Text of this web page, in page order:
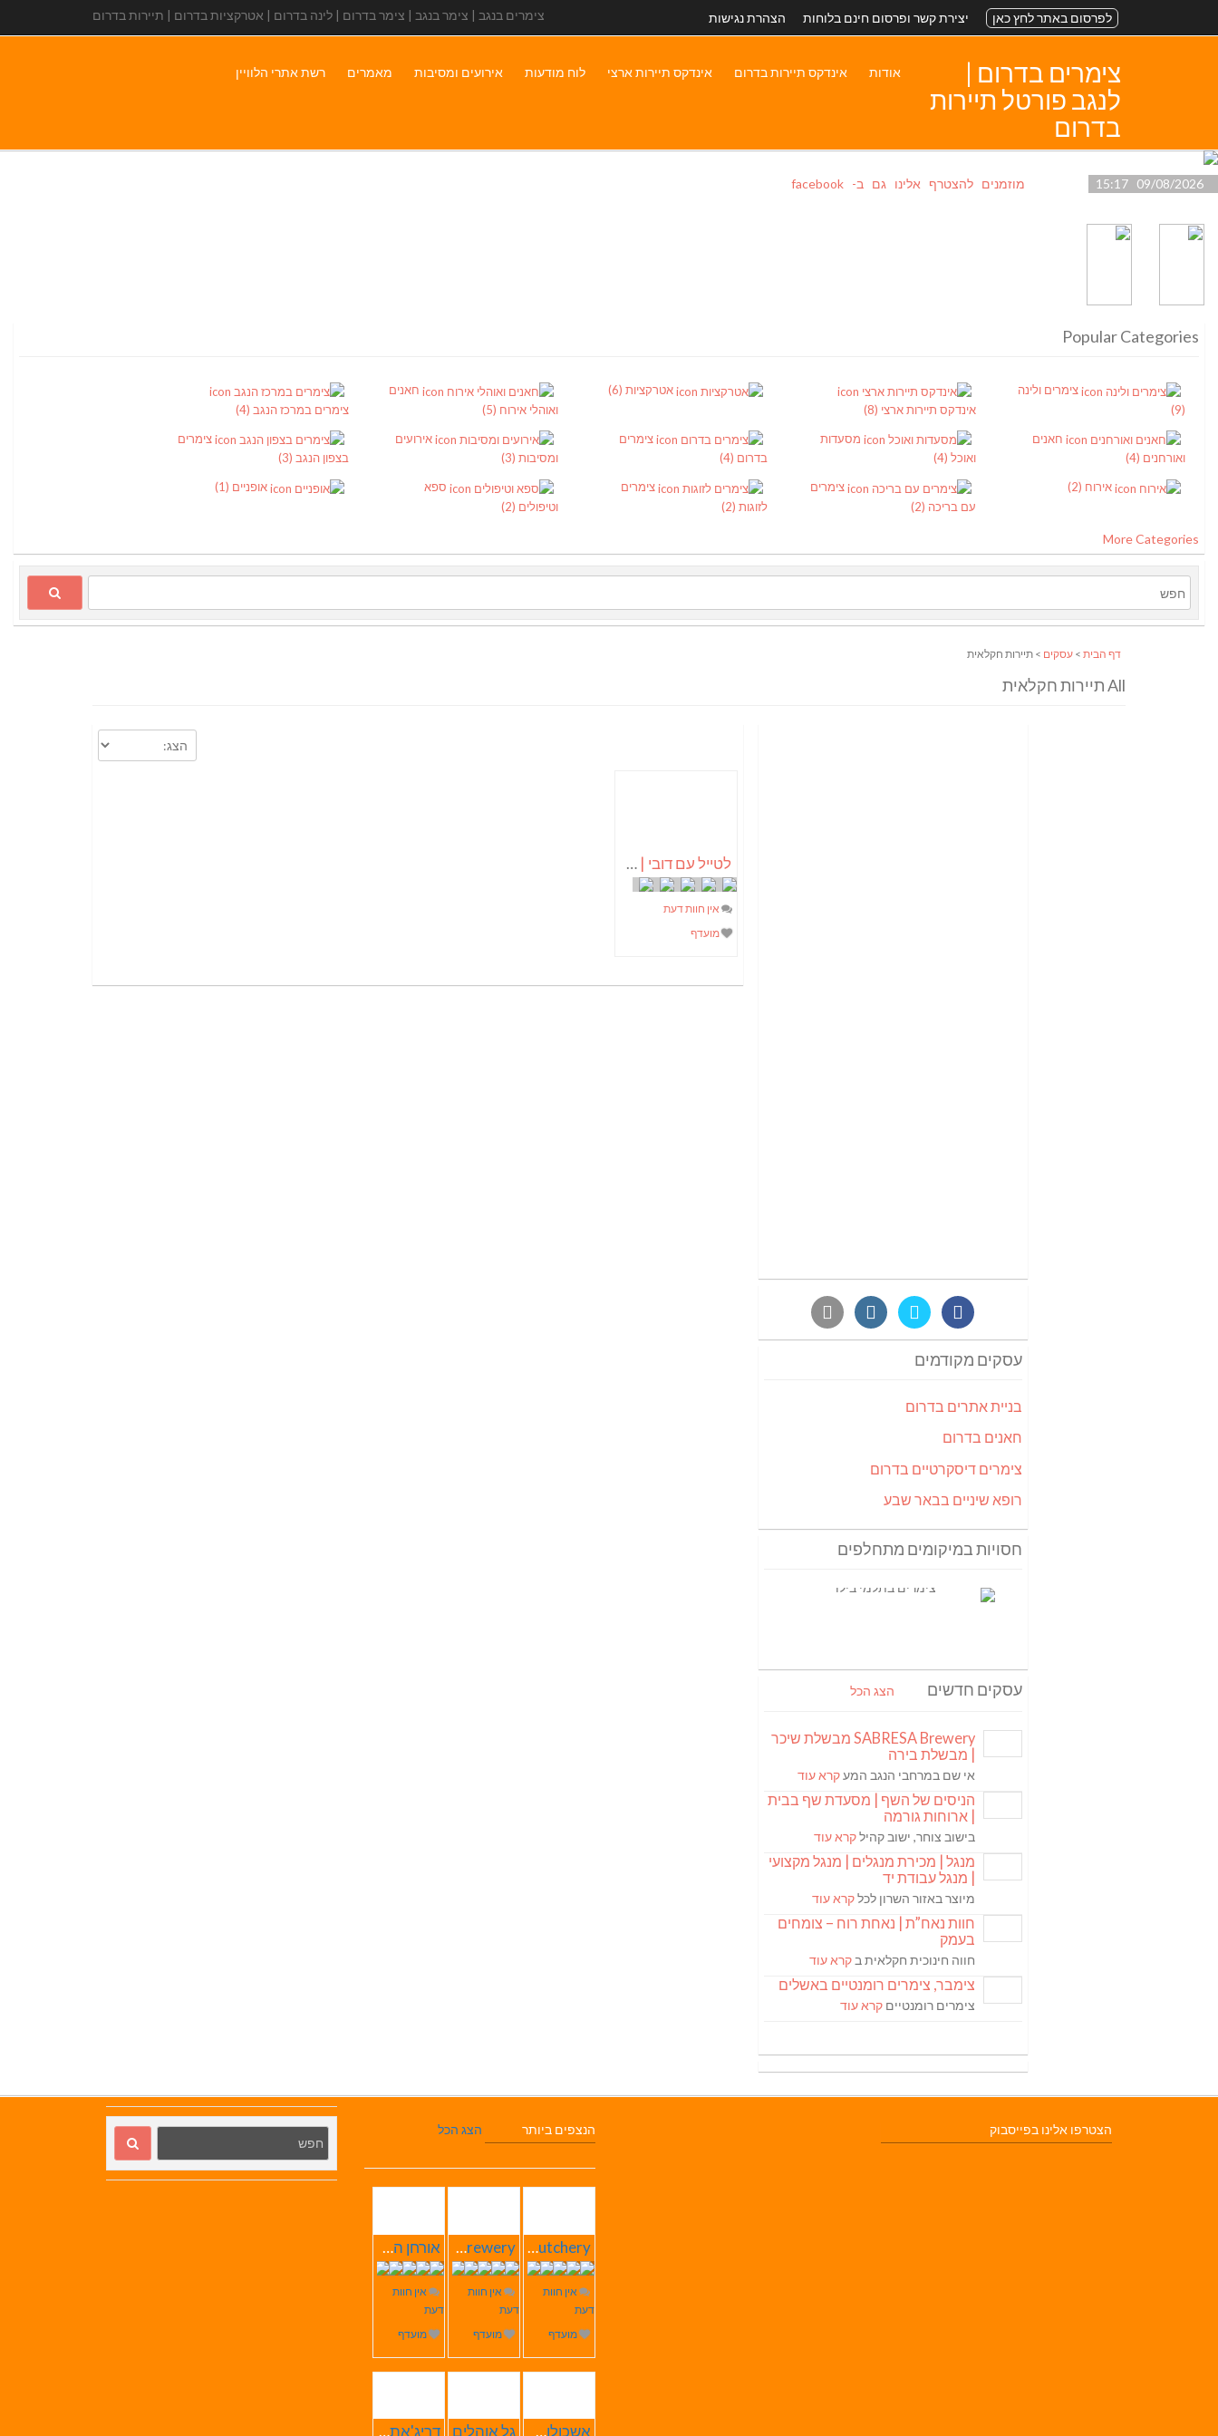
צימרים בנגב | צימר בנגב | צימר בדרום | לינה בדרום | אטרקציות בדרום | תיירות בדרום לפרסום באתר לחץ כאן יצירת קשר ופרסום חינם בלוחות הצהרת נגישות
צימרים בדרום |
לנגב פורטל תיירות
בדרום
אודות אינדקס תיירות בדרום אינדקס תיירות ארצי לוח מודעות אירועים ומסיבות מאמרים רשת אתרי הלוויין
09/08/2026 15:17 מוזמנים להצטרף אלינו גם ב- facebook
Popular Categories
צימרים ולינה
(9)
אינדקס תיירות ארצי (8)
אטרקציות (6)
חאנים
ואוהלי אירוח (5) צימרים במרכז הנגב (4)
חאנים
ואורחנים (4)
מסעדות
ואוכל (4)
צימרים
בדרום (4)
אירועים
ומסיבות (3)
צימרים
בצפון הנגב (3)
אירוח (2)
צימרים
עם בריכה (2)
צימרים
לזוגות (2)
ספא
וטיפולים (2)
אופניים (1)
More Categories
דף הבית > עסקים > תיירות חקלאית
All תיירות חקלאית
לטייל עם דובי | בעקבות המים החקלאות ונופי ישראל
אין חוות דעת
מועדף
עסקים מקודמים
בניית אתרים בדרום
חאנים בדרום
צימרים דיסקרטיים בדרום
רופא שיניים בבאר שבע
חסויות במיקומים מתחלפים
עסקים חדשים הצג הכל
SABRESA Brewery מבשלת שיכר
| מבשלת בירה
אי שם במרחבי הנגב המעקרא עוד
הניסים של השף | מסעדת שף בבית
| ארוחות גורמה
בישוב צוחר, ישוב קהילקרא עוד
מנגל | מכירת מנגלים | מנגל מקצועי
| מנגל עבודת יד
מיוצר באזור השרון לכלקרא עוד
חוות נאח”ת | נאחת רוח – צומחים
בעמק
חווה חינוכית חקלאית ב קרא עוד
צימבר, צימרים רומנטיים באשלים
צימרים רומנטיים קרא עוד
הנצפים ביותר הצג הכל
Butchery – בוצ'רי אחוזת הבשר
אין חוות
דעת
מועדף
SABRESA Brewery מבשלת שיכר | מבשלת בירה
אין חוות
דעת
מועדף
אורחן המעיין
אין חוות
דעת
מועדף
אשכולות הוליסטי Care גל אוהלים דריג'את המערה שבהר
הצטרפו אלינו בפייסבוק